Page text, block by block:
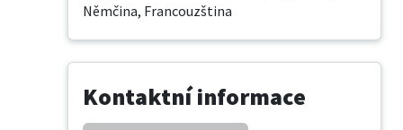
Němčina, Francouzština
Kontaktní informace